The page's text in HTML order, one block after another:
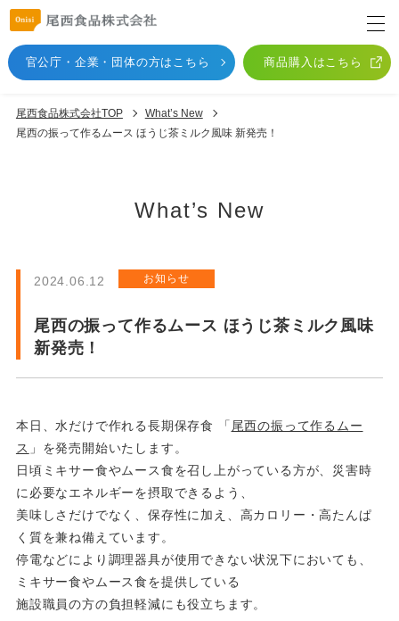
官公庁・企業・団体の方はこちら 商品購入はこちら
尾西食品株式会社TOP
What’s New
尾西の振って作るムース ほうじ茶ミルク風味 新発売！
What’s New
2024.06.12 お知らせ
尾西の振って作るムース ほうじ茶ミルク風味
新発売！
本日、水だけで作れる長期保存食 「 尾西の振って作るムー
ス 」を発売開始いたします。
日頃ミキサー食やムース食を召し上がっている方が、災害時
に必要なエネルギーを摂取できるよう、
美味しさだけでなく、保存性に加え、高カロリー・高たんぱ
く質を兼ね備えています。
停電などにより調理器具が使用できない状況下においても、
ミキサー食やムース食を提供している
施設職員の方の負担軽減にも役立ちます。